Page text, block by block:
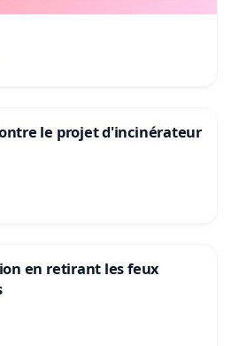
le projet d'incinérateur
en retirant les feux